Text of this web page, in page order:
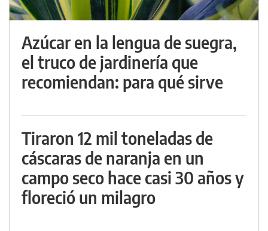
Azúcar en la lengua de suegra,
el truco de jardinería que
recomiendan: para qué sirve
Tiraron 12 mil toneladas de
cáscaras de naranja en un
campo seco hace casi 30 años y
floreció un milagro